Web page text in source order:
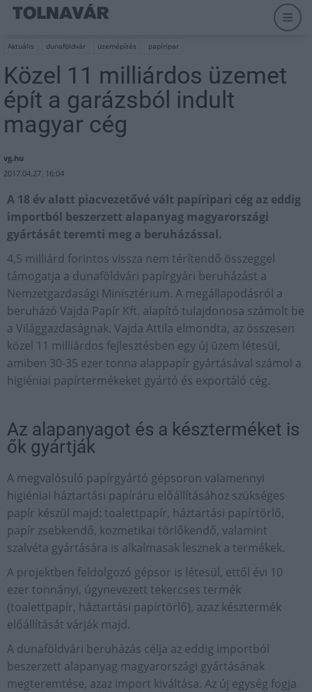
Aktuális dunaföldvár üzemépítés papíripar
Közel 11 milliárdos üzemet
épít a garázsból indult
magyar cég
vg.hu
2017.04.27. 16:04
A 18 év alatt piacvezetővé vált papíripari cég az eddig
importból beszerzett alapanyag magyarországi
gyártását teremti meg a beruházással.
4,5 milliárd forintos vissza nem térítendő összeggel
támogatja a dunaföldvári papírgyári beruházást a
Nemzetgazdasági Minisztérium. A megállapodásról a
beruházó Vajda Papír Kft. alapító tulajdonosa számolt be
a Világgazdaságnak. Vajda Attila elmondta, az összesen
közel 11 milliárdos fejlesztésben egy új üzem létesül,
amiben 30-35 ezer tonna alappapír gyártásával számol a
higiéniai papírtermékeket gyártó és exportáló cég.
Az alapanyagot és a készterméket is
ők gyártják
A megvalósuló papírgyártó gépsoron valamennyi
higiéniai háztartási papíráru előállításához szükséges
papír készül majd: toalettpapír, háztartási papírtörlő,
papír zsebkendő, kozmetikai törlőkendő, valamint
szalvéta gyártására is alkalmasak lesznek a termékek.
A projektben feldolgozó gépsor is létesül, ettől évi 10
ezer tonnányi, úgynevezett tekercses termék
(toalettpapír, háztartási papírtörlő), azaz késztermék
előállítását várják majd.
A dunaföldvári beruházás célja az eddig importból
beszerzett alapanyag magyarországi gyártásának
megteremtése, azaz import kiváltása. Az új egység fogja